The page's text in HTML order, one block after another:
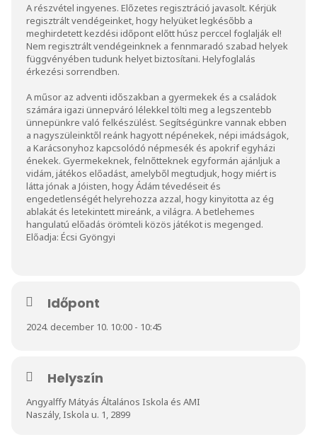
A részvétel ingyenes. Előzetes regisztráció javasolt. Kérjük
regisztrált vendégeinket, hogy helyüket legkésőbb a
meghirdetett kezdési időpont előtt húsz perccel foglalják el!
Nem regisztrált vendégeinknek a fennmaradó szabad helyek
függvényében tudunk helyet biztosítani. Helyfoglalás
érkezési sorrendben.
A műsor az adventi időszakban a gyermekek és a családok
számára igazi ünnepváró lélekkel tölti meg a legszentebb
ünnepünkre való felkészülést. Segítségünkre vannak ebben
a nagyszüleinktől reánk hagyott népénekek, népi imádságok,
a Karácsonyhoz kapcsolódó népmesék és apokrif egyházi
énekek. Gyermekeknek, felnőtteknek egyformán ajánljuk a
vidám, játékos előadást, amelyből megtudjuk, hogy miért is
látta jónak a Jóisten, hogy Ádám tévedéseit és
engedetlenségét helyrehozza azzal, hogy kinyitotta az ég
ablakát és letekintett mireánk, a világra. A betlehemes
hangulatú előadás örömteli közös játékot is megenged.
Előadja: Écsi Gyöngyi
Időpont
2024. december 10. 10:00 - 10:45
Helyszín
Angyalffy Mátyás Általános Iskola és AMI
Naszály, Iskola u. 1, 2899